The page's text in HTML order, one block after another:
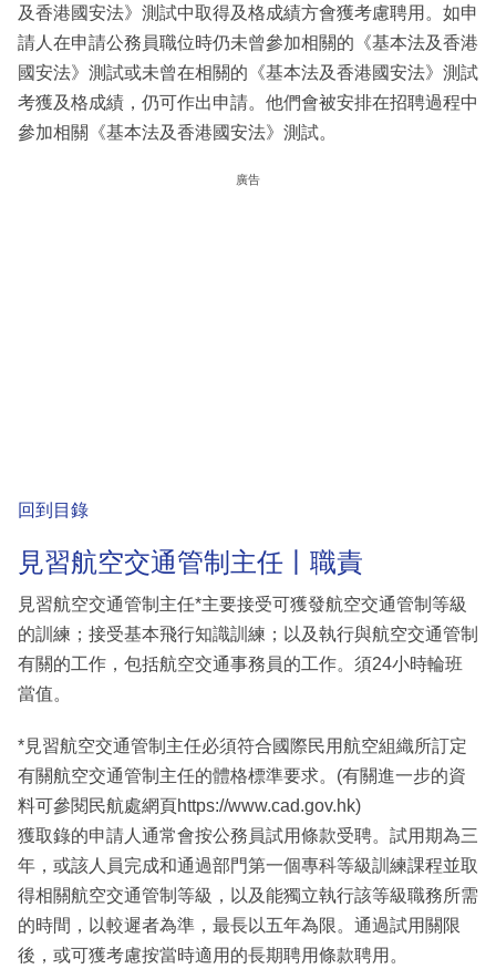
及香港國安法》測試中取得及格成績方會獲考慮聘用。如申
請人在申請公務員職位時仍未曾參加相關的《基本法及香港
國安法》測試或未曾在相關的《基本法及香港國安法》測試
考獲及格成績，仍可作出申請。他們會被安排在招聘過程中
參加相關《基本法及香港國安法》測試。
廣告
回到目錄
見習航空交通管制主任丨職責
見習航空交通管制主任*主要接受可獲發航空交通管制等級
的訓練；接受基本飛行知識訓練；以及執行與航空交通管制
有關的工作，包括航空交通事務員的工作。須24小時輪班
當值。
*見習航空交通管制主任必須符合國際民用航空組織所訂定
有關航空交通管制主任的體格標準要求。(有關進一步的資
料可參閱民航處網頁https://www.cad.gov.hk)
獲取錄的申請人通常會按公務員試用條款受聘。試用期為三
年，或該人員完成和通過部門第一個專科等級訓練課程並取
得相關航空交通管制等級，以及能獨立執行該等級職務所需
的時間，以較遲者為準，最長以五年為限。通過試用關限
後，或可獲考慮按當時適用的長期聘用條款聘用。